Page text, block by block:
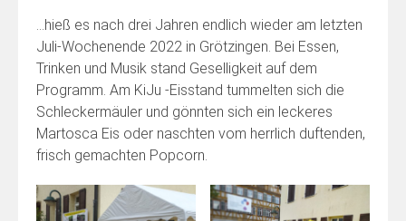
…hieß es nach drei Jahren endlich wieder am letzten
Juli-Wochenende 2022 in Grötzingen. Bei Essen,
Trinken und Musik stand Geselligkeit auf dem
Programm. Am KiJu -Eisstand tummelten sich die
Schleckermäuler und gönnten sich ein leckeres
Martosca Eis oder naschten vom herrlich duftenden,
frisch gemachten Popcorn.